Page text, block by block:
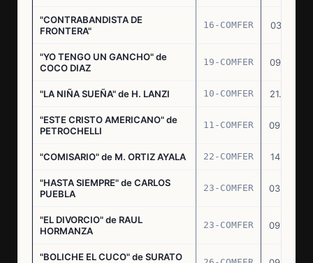
"CONTRABANDISTA DE
FRONTERA"
16-COMFER 03.12.74
"YO TENGO UN GANCHO" de
COCO DIAZ
19-COMFER 09.01.75
"LA NIÑA SUEÑA" de H. LANZI 10-COMFER 21.03.75
"ESTE CRISTO AMERICANO" de
PETROCHELLI
11-COMFER 09.04.75
"COMISARIO" de M. ORTIZ AYALA 22-COMFER 14.07.75
"HASTA SIEMPRE" de CARLOS
PUEBLA
23-COMFER 03.09.75
"EL DIVORCIO" de RAUL
HORMANZA
23-COMFER 09.09.75
"BOLICHE EL CUCO" de SURATO